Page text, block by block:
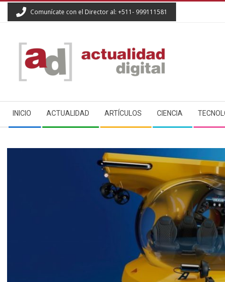
Comunícate con el Director al: +511- 999111581
ACTUALIDAD
DIGITAL
Navigation
Menu
INICIO ACTUALIDAD ARTÍCULOS CIENCIA